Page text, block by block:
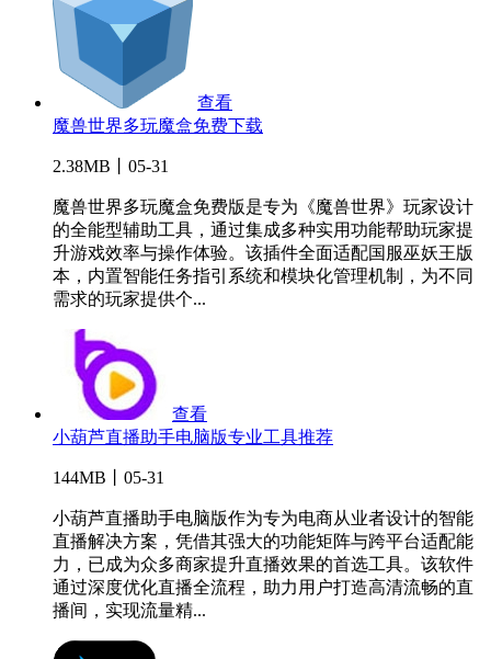
查看
魔兽世界多玩魔盒免费下载
2.38MB丨05-31
魔兽世界多玩魔盒免费版是专为《魔兽世界》玩家设计
的全能型辅助工具，通过集成多种实用功能帮助玩家提
升游戏效率与操作体验。该插件全面适配国服巫妖王版
本，内置智能任务指引系统和模块化管理机制，为不同
需求的玩家提供个...
查看
小葫芦直播助手电脑版专业工具推荐
144MB丨05-31
小葫芦直播助手电脑版作为专为电商从业者设计的智能
直播解决方案，凭借其强大的功能矩阵与跨平台适配能
力，已成为众多商家提升直播效果的首选工具。该软件
通过深度优化直播全流程，助力用户打造高清流畅的直
播间，实现流量精...